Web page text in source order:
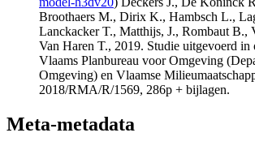
Broothaers M., Dirix K., Hambsch L.,
Lanckacker T., Matthijs, J., Rombaut B.,
Van Haren T., 2019. Studie uitgevoerd in
Vlaams Planbureau voor Omgeving
Omgeving) en Vlaamse
2018/RMA/R/1569, 286p + bijlagen.
Meta-metadata